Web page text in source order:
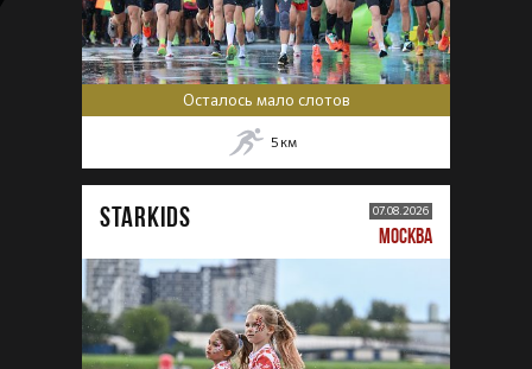
Осталось мало слотов
5 км
STARKIDS 07.08.2026
МОСКВА